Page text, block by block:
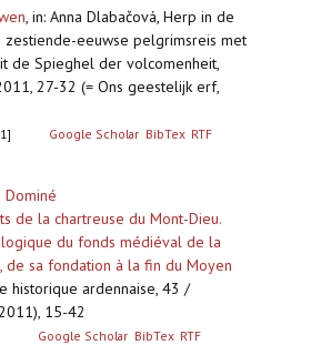
, in: Anna Dlabačová, Herp in de
zestiende-eeuwse pelgrimsreis met
de Spieghel der volcomenheit,
27-32 (= Ons geestelijk erf,
Google Scholar BibTex RTF
Dominé
de la chartreuse du Mont-Dieu.
du fonds médiéval de la
de sa fondation à la fin du Moyen
historique ardennaise, 43 /
15-42
Google Scholar BibTex RTF